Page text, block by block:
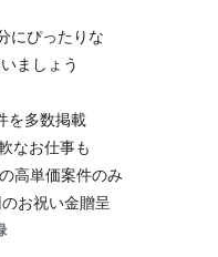
にぴったりな
ましょう
を多数掲載
なお仕事も
高単価案件のみ
お祝い金贈呈